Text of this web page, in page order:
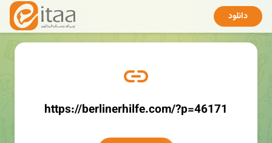
دانلود
https://berlinerhilfe.com/?p=46171